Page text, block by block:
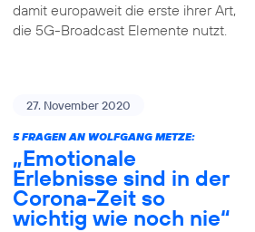
damit europaweit die erste ihrer Art,
die 5G-Broadcast Elemente nutzt.
27. November 2020
5 FRAGEN AN WOLFGANG METZE:
„Emotionale
Erlebnisse sind in der
Corona-Zeit so
wichtig wie noch nie“